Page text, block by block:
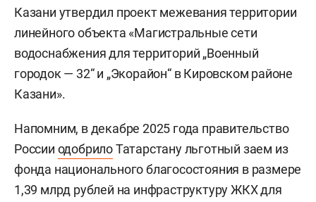
Казани утвердил проект межевания территории
линейного объекта «Магистральные сети
водоснабжения для территорий „Военный
городок — 32“ и „Экорайон“ в Кировском районе
Казани».
Напомним, в декабре 2025 года правительство
России одобрилоТатарстану льготный заем из
фонда национального благосостояния в размере
1,39 млрд рублей на инфраструктуру ЖКХ для